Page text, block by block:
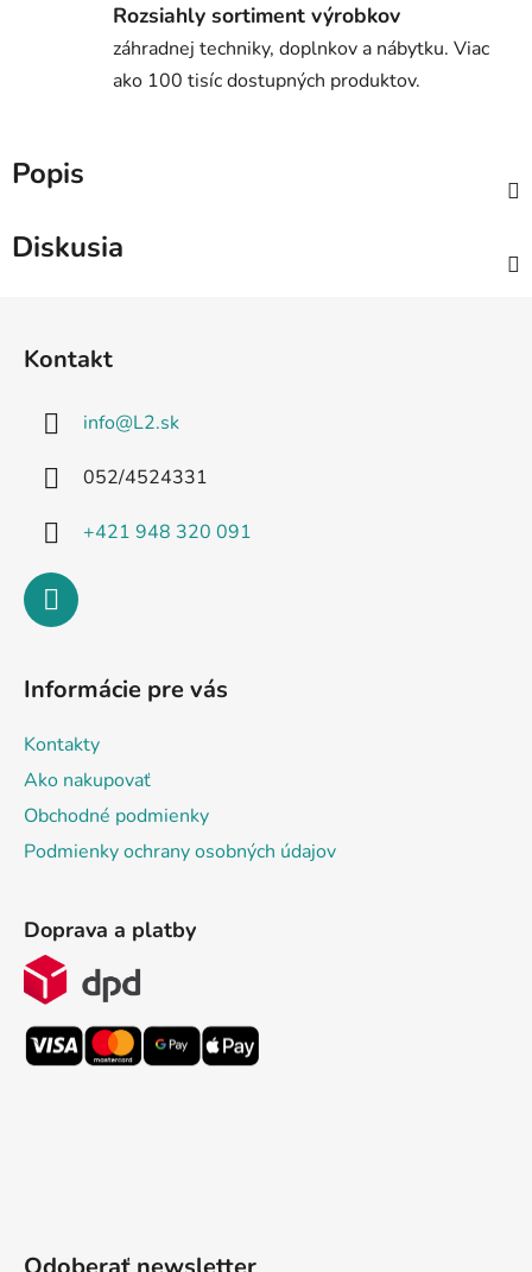
Rozsiahly sortiment výrobkov
záhradnej techniky, doplnkov a nábytku. Viac
ako 100 tisíc dostupných produktov.
Popis
Diskusia
Kontakt
info@L2.sk
052/4524331
+421 948 320 091
Informácie pre vás
Kontakty
Ako nakupovať
Obchodné podmienky
Podmienky ochrany osobných údajov
Doprava a platby